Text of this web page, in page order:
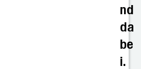
nd
da
be
i.